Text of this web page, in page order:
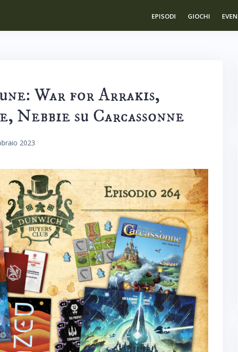
EPISODI GIOCHI
War for Arrakis,
Nebbie su Carcassonne
2023